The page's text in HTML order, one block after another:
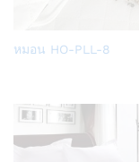
Add
list
หมอน HO-PLL-8